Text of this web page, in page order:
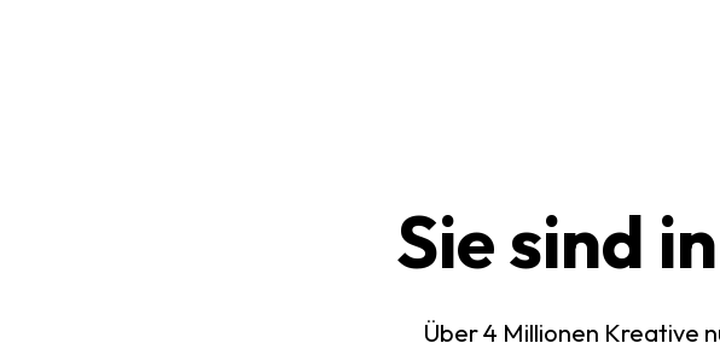
Sie sind in
Über 4 Millionen Kreative